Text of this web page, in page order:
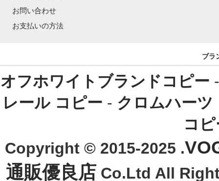
お問い合わせ
お支払いの方法
ブラ
オフホワイトブランドコピー
レール コピー - クロムハーツ
コ
Copyright © 2015-2025 .
通販優良店 Co.Ltd All